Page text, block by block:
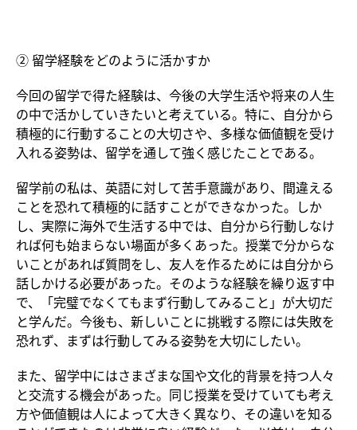
② 留学経験をどのように活かすか
今回の留学で得た経験は、今後の大学生活や将来の人生
の中で活かしていきたいと考えている。特に、自分から
積極的に行動することの大切さや、多様な価値観を受け
入れる姿勢は、留学を通して強く感じたことである。
留学前の私は、英語に対して苦手意識があり、間違える
ことを恐れて積極的に話すことができなかった。しか
し、実際に海外で生活する中では、自分から行動しなけ
れば何も始まらない場面が多くあった。授業で分からな
いことがあれば質問をし、友人を作るためには自分から
話しかける必要があった。そのような経験を繰り返す中
で、「完璧でなくてもまず行動してみること」が大切だ
と学んだ。今後も、新しいことに挑戦する際には失敗を
恐れず、まずは行動してみる姿勢を大切にしたい。
また、留学中にはさまざまな国や文化的背景を持つ人々
と交流する機会があった。同じ授業を受けていても考え
方や価値観は人によって大きく異なり、その違いを知る